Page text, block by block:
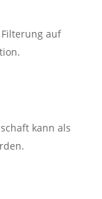
auf
kann als